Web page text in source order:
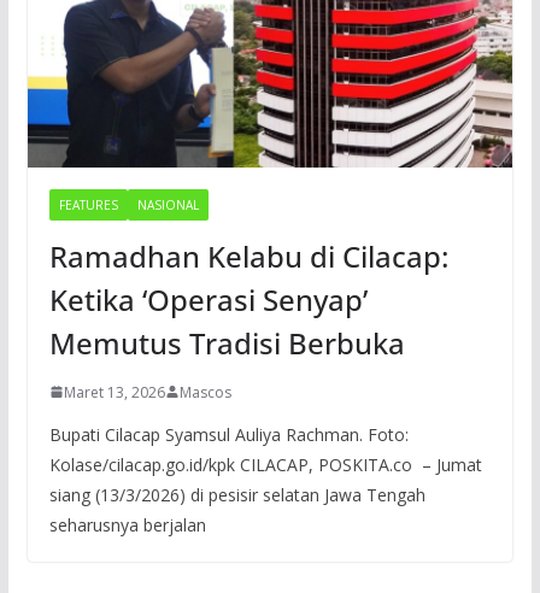
FEATURES NASIONAL
Ramadhan Kelabu di Cilacap:
Ketika ‘Operasi Senyap’
Memutus Tradisi Berbuka
Maret 13, 2026 Mascos
Bupati Cilacap Syamsul Auliya Rachman. Foto:
Kolase/cilacap.go.id/kpk CILACAP, POSKITA.co – Jumat
siang (13/3/2026) di pesisir selatan Jawa Tengah
seharusnya berjalan